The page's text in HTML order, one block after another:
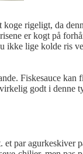
rigeligt, da
er kogt på
lige kolde ris
Fiskesauce kan
godt i denne
par agurkeskiver